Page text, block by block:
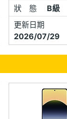
狀 態
B級
更新日期
2026/07/29